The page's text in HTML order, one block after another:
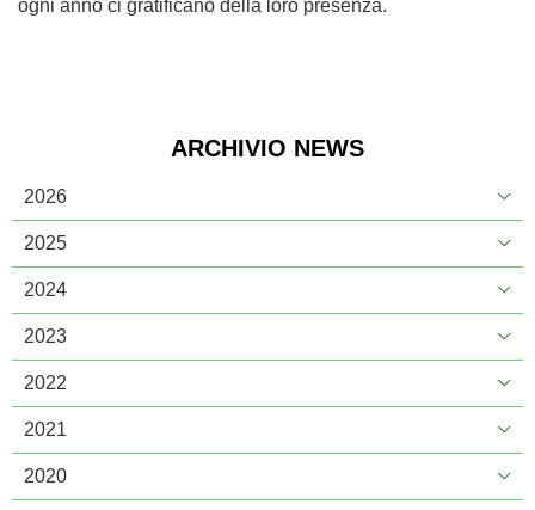
ogni anno ci gratificano della loro presenza.
ARCHIVIO NEWS
2026
2025
2024
2023
2022
2021
2020